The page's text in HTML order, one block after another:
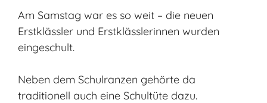
Am Samstag war es so weit – die neuen
Erstklässler und Erstklässlerinnen wurden
eingeschult.
Neben dem Schulranzen gehörte da
traditionell auch eine Schultüte dazu.